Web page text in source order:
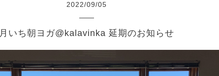
2022/09/05
月いち朝ヨガ@kalavinka 延期のお知らせ